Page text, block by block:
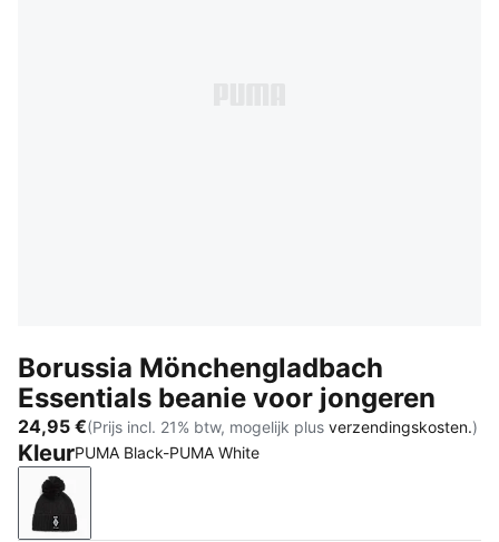
Borussia Mönchengladbach
Essentials beanie voor jongeren
24,95 €(Prijs incl. 21% btw, mogelijk plus verzendingskosten.)
KleurPUMA Black-PUMA White
PUMA Black-PUMA White